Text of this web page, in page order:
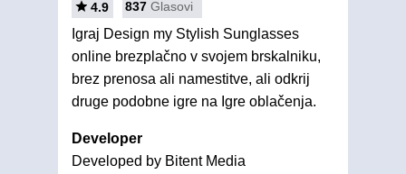
4.9 837 Glasovi
Igraj Design my Stylish Sunglasses
online brezplačno v svojem brskalniku,
brez prenosa ali namestitve, ali odkrij
druge podobne igre na Igre oblačenja.
Developer
Developed by Bitent Media